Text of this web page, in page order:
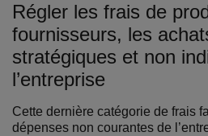
Régler les frais de
fournisseurs, les
stratégiques et non
l’entreprise
Cette dernière catégorie de frais
dépenses non courantes de